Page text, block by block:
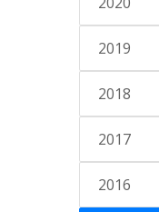
2019
2018
2017
2016